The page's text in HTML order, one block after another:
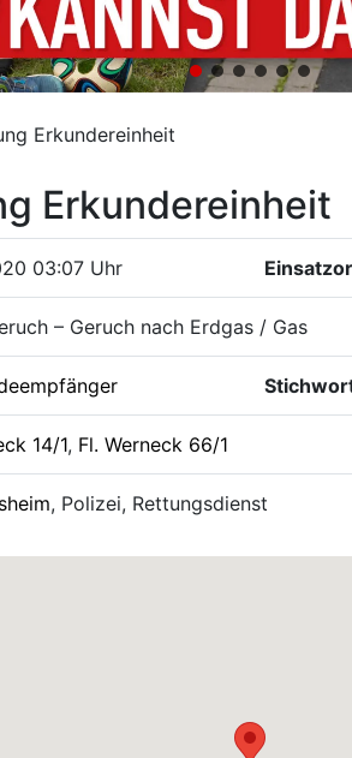
Erkundereinheit
Erkundereinheit
03:07 Uhr
– Geruch nach Erdgas / Gas
14/1, Fl. Werneck 66/1
, Polizei, Rettungsdienst